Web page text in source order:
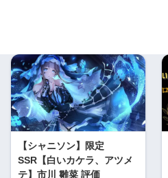
【シャニソン】限定
SSR【白いカケラ、アツメ
テ】市川 雛菜 評価